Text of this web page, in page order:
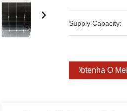
Supply Capacity:
Obtenha O